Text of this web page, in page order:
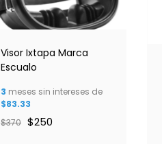
Visor Ixtapa Marca
Escualo
3 meses sin intereses de
$83.33
$370 $250